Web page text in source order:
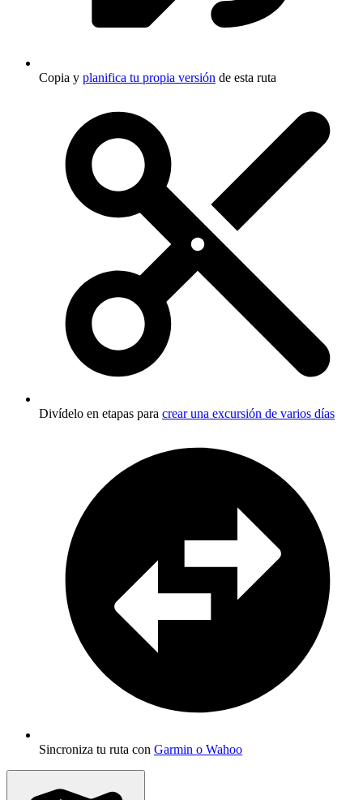
Copia y planifica tu propia versión de esta ruta
Divídelo en etapas para crear una excursión de varios días
Sincroniza tu ruta con Garmin o Wahoo